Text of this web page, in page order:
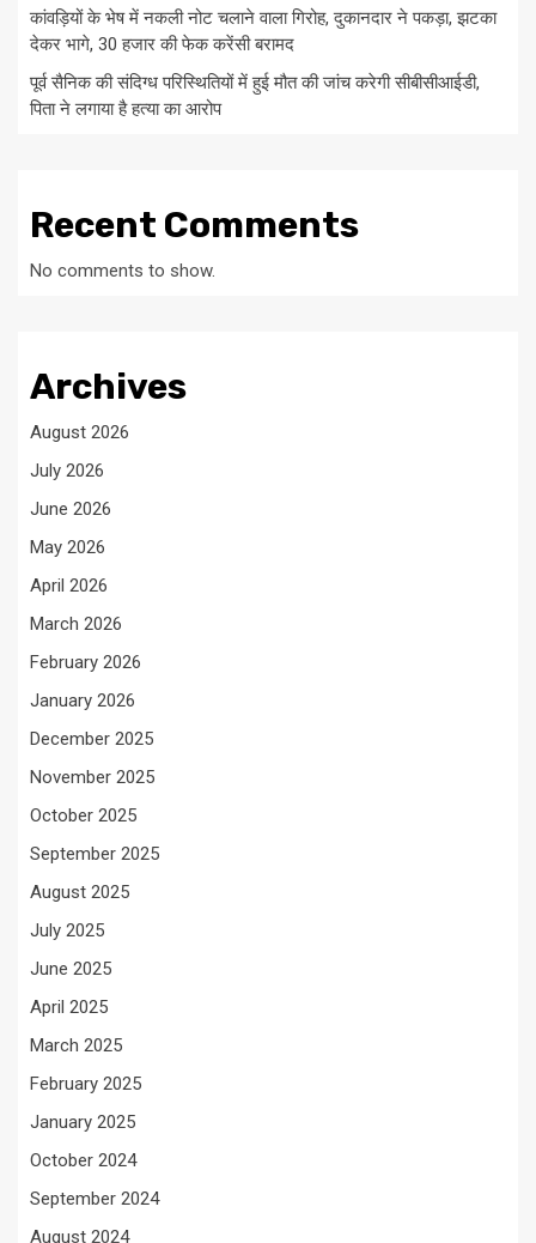
कांवड़ियों के भेष में नकली नोट चलाने वाला गिरोह, दुकानदार ने पकड़ा, झटका
देकर भागे, 30 हजार की फेक करेंसी बरामद
पूर्व सैनिक की संदिग्ध परिस्थितियों में हुई मौत की जांच करेगी सीबीसीआईडी,
पिता ने लगाया है हत्या का आरोप
Recent Comments
No comments to show.
Archives
August 2026
July 2026
June 2026
May 2026
April 2026
March 2026
February 2026
January 2026
December 2025
November 2025
October 2025
September 2025
August 2025
July 2025
June 2025
April 2025
March 2025
February 2025
January 2025
October 2024
September 2024
August 2024